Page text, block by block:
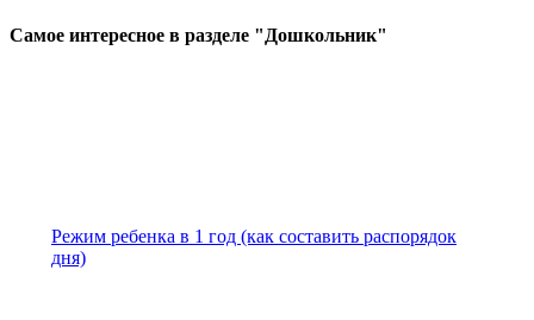
Самое интересное в разделе "Дошкольник"
Режим ребенка в 1 год (как составить распорядок
дня)